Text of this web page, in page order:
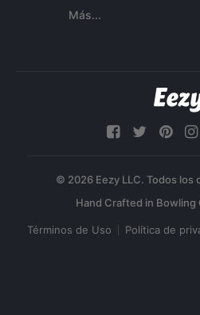
Más...
© 2026 Eezy LLC. Todos los
Términos de Uso Política de